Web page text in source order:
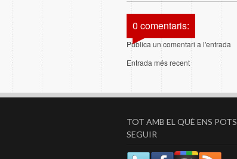
0 comentaris:
Publica un comentari a l'entrada
Entrada més recent
TOT AMB EL QUÈ ENS POTS
SEGUIR